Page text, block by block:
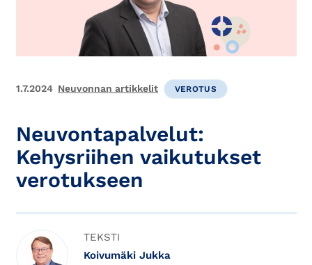
1.7.2024 Neuvonnan artikkelit VEROTUS
Neuvontapalvelut:
Kehysriihen vaikutukset
verotukseen
TEKSTI
Koivumäki Jukka